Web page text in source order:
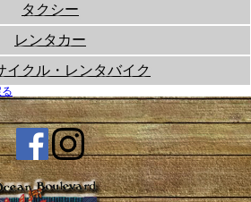
タクシー
レンタカー
イクル・レンタバイク